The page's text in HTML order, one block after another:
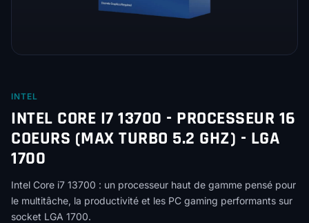
INTEL
INTEL CORE I7 13700 - PROCESSEUR 16
COEURS (MAX TURBO 5.2 GHZ) - LGA
1700
Intel Core i7 13700 : un processeur haut de gamme pensé pour
le multitâche, la productivité et les PC gaming performants sur
socket LGA 1700.